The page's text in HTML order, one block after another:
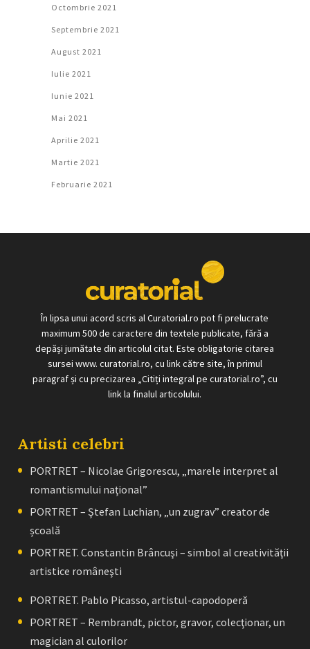
Octombrie 2021
Septembrie 2021
August 2021
Iulie 2021
Iunie 2021
Mai 2021
Aprilie 2021
Martie 2021
Februarie 2021
În lipsa unui acord scris al Curatorial.ro pot fi prelucrate
maximum 500 de caractere din textele publicate, fără a
depăși jumătate din articolul citat. Este obligatorie citarea
sursei www. curatorial.ro, cu link către site, în primul
paragraf și cu precizarea „Citiți integral pe curatorial.ro”, cu
link la finalul articolului.
Artisti celebri
PORTRET – Nicolae Grigorescu, „marele interpret al
romantismului naţional”
PORTRET – Ştefan Luchian, „un zugrav” creator de
școală
PORTRET. Constantin Brâncuşi – simbol al creativităţii
artistice româneşti
PORTRET. Pablo Picasso, artistul-capodoperă
PORTRET – Rembrandt, pictor, gravor, colecţionar, un
magician al culorilor